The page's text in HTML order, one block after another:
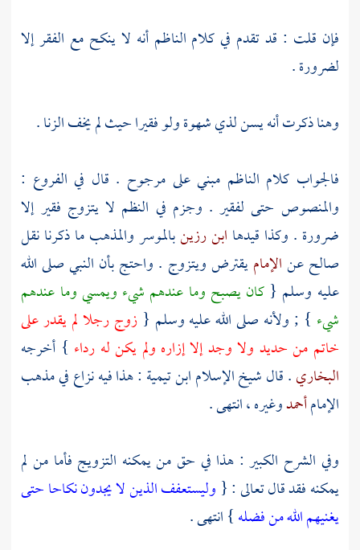
فإن قلت : قد تقدم في كلام الناظمأنه لا ينكح مع الفقر إلا
لضرورة .
وهنا ذكرت أنه يسن لذي شهوة ولو فقيرا حيث لم يخف الزنا .
فالجواب كلام الناظم مبني على مرجوح . قال في الفروع :
والمنصوص حتى لفقير . وجزم في النظم لا يتزوج فقير إلا
ضرورة . وكذا قيدها ابن رزينبالموسر والمذهب ما ذكرنا نقل
صالحعنالإماميقترض ويتزوج . واحتج بأن النبي صلى الله
عليه وسلم { كان يصبح وما عندهم شيء ويمسي وما عندهم
شيء } ; ولأنه صلى الله عليه وسلم {زوج رجلا لم يقدر على
خاتم من حديد ولا وجد إلا إزاره ولم يكن له رداء } أخرجه
البخاري. قال شيخ الإسلامابن تيمية : هذا فيه نزاع في مذهب
الإمامأحمدوغيره ، انتهى .
وفي الشرح الكبير : هذا في حق من يمكنه التزويج فأما من لم
يمكنه فقد قال تعالى : { وليستعفف الذين لا يجدون نكاحا حتى
يغنيهم الله من فضله} انتهى .